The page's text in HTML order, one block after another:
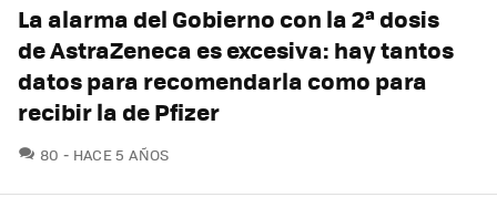
La alarma del Gobierno con la 2ª dosis
de AstraZeneca es excesiva: hay tantos
datos para recomendarla como para
recibir la de Pfizer
80 COMENTARIOS
HACE 5 AÑOS